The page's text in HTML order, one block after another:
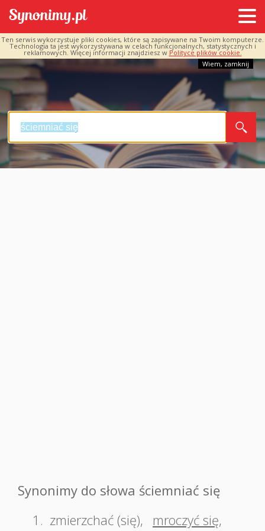
Ten serwis wykorzystuje pliki cookies, które są zapisywane na Twoim komputerze.
Technologia ta jest wykorzystywana w celach funkcjonalnych, statystycznych i
reklamowych. Więcej informacji znajdziesz w Polityce plików cookie.
Wiem, zamknij
Synonimy do słowa ściemniać się
1. zmierzchać (się), mroczyć się,